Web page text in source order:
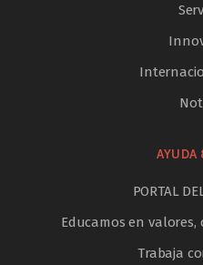
AYUDA
PORTAL
Educamos en
Trabaja